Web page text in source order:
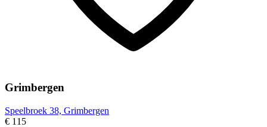
Grimbergen
Speelbroek 38, Grimbergen
€ 115